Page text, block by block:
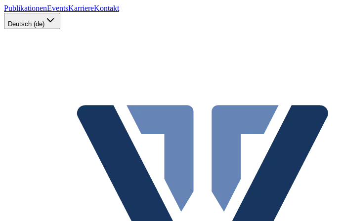
PublikationenEventsKarriereKontakt
Deutsch (de)